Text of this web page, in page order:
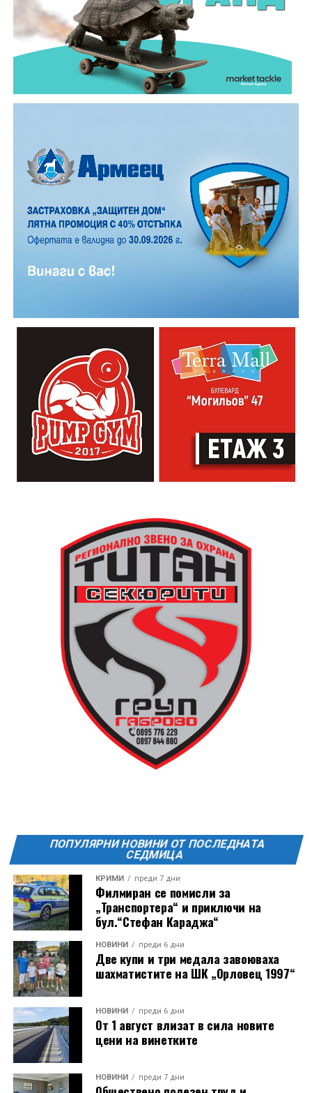
бъде начислена нова сума. При проверка показвате
същото устройство, с което сте валидирали.
Пътуването е по-лесно, по-бързо и по-удобно за
От 6 август хартиеният билет за обществения
транспорт в Габрово става електронен, с което ерата
на хартиените билети в приключва.
Новата
валидират превозни документи по модерен и
ПОПУЛЯРНИ НОВИНИ ОТ ПОСЛЕДНАТА
СЕДМИЦА
КРИМИ преди 7 дни
Филмиран се помисли за
„Транспортера“ и приключи на
бул.“Стефан Караджа“
НОВИНИ преди 6 дни
Две купи и три медала завоюваха
шахматистите на ШК „Орловец 1997“
НОВИНИ преди 6 дни
От 1 август влизат в сила новите
цени на винетките
НОВИНИ преди 7 дни